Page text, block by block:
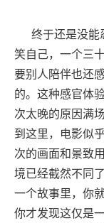
终于还是没能
笑自己，一个三
要别人陪伴也还
的。这种感官体
次太晚的原因满
到这里，电影似
次的画面和景致
境已经截然不同
一个故事里，你
你才发现这仅是